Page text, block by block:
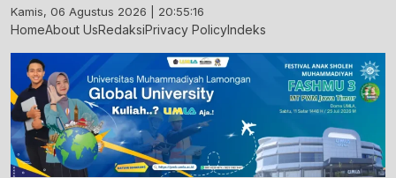
Skip
to
Kamis, 06 Agustus 2026 | 20:55:17
HomeAbout UsRedaksiPrivacy PolicyIndeks